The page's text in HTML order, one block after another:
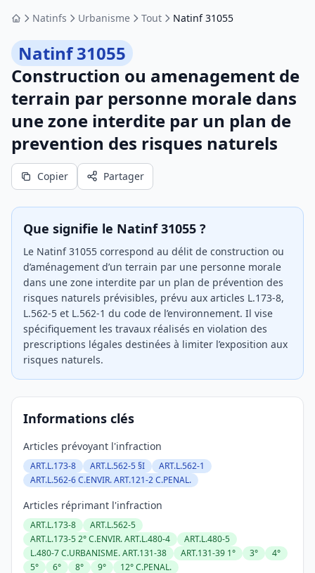
AccueilNatinfs Urbanisme Tout Natinf 31055
Natinf 31055
Construction ou amenagement de
terrain par personne morale dans
une zone interdite par un plan de
prevention des risques naturels
Copier Partager
Que signifie le Natinf 31055 ?
Le Natinf 31055 correspond au délit de construction ou
d’aménagement d’un terrain par une personne morale
dans une zone interdite par un plan de prévention des
risques naturels prévisibles, prévu aux articles L.173-8,
L.562-5 et L.562-1 du code de l’environnement. Il vise
spécifiquement les travaux réalisés en violation des
prescriptions légales destinées à limiter l’exposition aux
risques naturels.
Informations clés
Articles prévoyant l'infraction
ART.L.173-8 ART.L.562-5 §I
ART.L.562-1
ART.L.562-6 C.ENVIR. ART.121-2 C.PENAL.
Articles réprimant l'infraction
ART.L.173-8
ART.L.562-5
ART.L.173-5 2° C.ENVIR. ART.L.480-4
ART.L.480-5
L.480-7 C.URBANISME. ART.131-38
ART.131-39 1° 3°
4°
5°
6° 8° 9° 12° C.PENAL.